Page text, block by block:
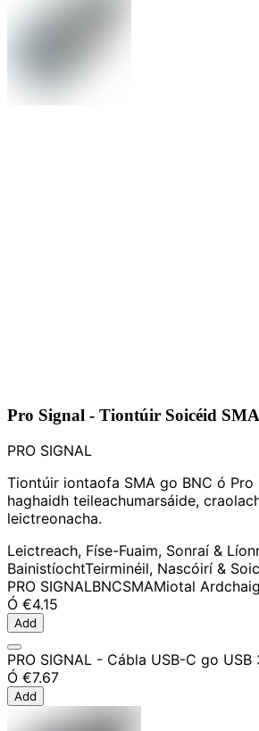
Pro Signal - Tiontúir Soicéid
PRO SIGNAL
Tiontúir iontaofa SMA go BNC ó Pro
haghaidh teileachumarsáide,
leictreonacha.
Leictreach, Físe-Fuaim, Sonraí &
BainistíochtTeirminéil, Nascóirí &
PRO SIGNALBNCSMAMiotal
Ó €4.15
Add
PRO SIGNAL - Cábla USB-C go USB
Ó €7.67
Add